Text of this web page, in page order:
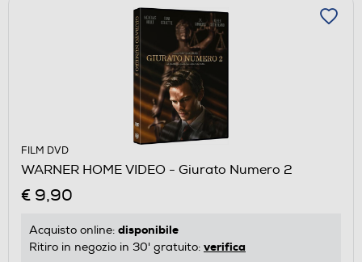
FILM DVD
WARNER HOME VIDEO - Giurato Numero 2
€ 9,90
Acquisto online: disponibile
Ritiro in negozio in 30' gratuito: verifica